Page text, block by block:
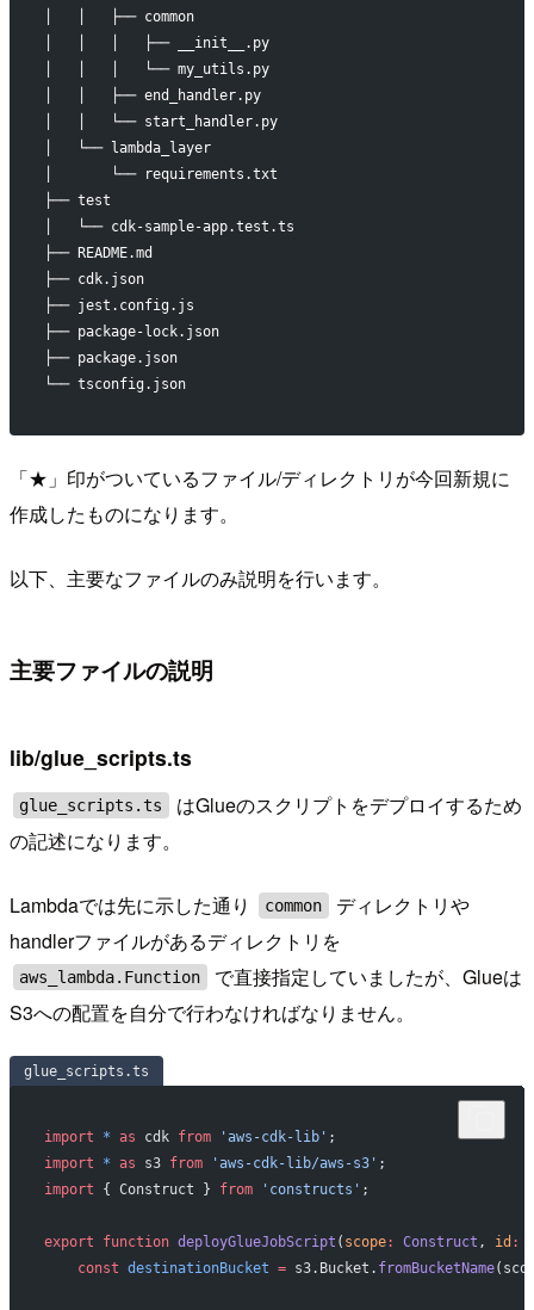
│   │   ├── common
│   │   │   ├── __init__.py
│   │   │   └── my_utils.py
│   │   ├── end_handler.py
│   │   └── start_handler.py
│   └── lambda_layer
│       └── requirements.txt
├── test
│   └── cdk-sample-app.test.ts
├── README.md
├── cdk.json
├── jest.config.js
├── package-lock.json
├── package.json
└── tsconfig.json
「★」印がついているファイル/ディレクトリが今回新規に
作成したものになります。
以下、主要なファイルのみ説明を行います。
主要ファイルの説明
lib/glue_scripts.ts
glue_scripts.ts
はGlueのスクリプトをデプロイするため
の記述になります。
Lambdaでは先に示した通り common
ディレクトリや
handlerファイルがあるディレクトリを
aws_lambda.Function
で直接指定していましたが、Glueは
S3への配置を自分で行わなければなりません。
glue_scripts.ts
import * as cdk from 'aws-cdk-lib' ;
import * as s3 from 'aws-cdk-lib/aws-s3' ;
import { Construct } from 'constructs' ;
export function deployGlueJobScript ( scope: Construct , id :
    const
destinationBucket = s3.Bucket. fromBucketName